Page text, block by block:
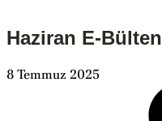
Haziran E-Bülten
8 Temmuz 2025